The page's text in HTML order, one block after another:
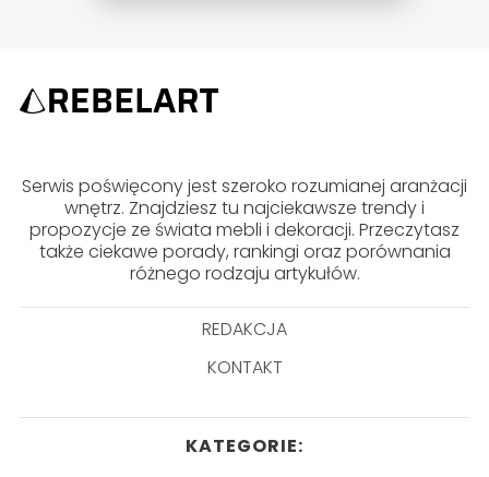
Serwis poświęcony jest szeroko rozumianej aranżacji
wnętrz. Znajdziesz tu najciekawsze trendy i
propozycje ze świata mebli i dekoracji. Przeczytasz
także ciekawe porady, rankingi oraz porównania
różnego rodzaju artykułów.
REDAKCJA
KONTAKT
KATEGORIE: